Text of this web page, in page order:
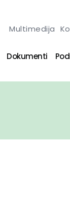
Multimedija
Dokumenti